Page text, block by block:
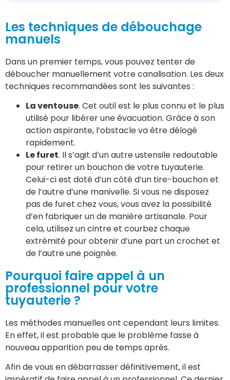
Les techniques de débouchage
manuels
Dans un premier temps, vous pouvez tenter de
déboucher manuellement votre canalisation. Les deux
techniques recommandées sont les suivantes :
La ventouse. Cet outil est le plus connu et le plus
utilisé pour libérer une évacuation. Grâce à son
action aspirante, l’obstacle va être délogé
rapidement.
Le furet. Il s’agit d’un autre ustensile redoutable
pour retirer un bouchon de votre tuyauterie.
Celui-ci est doté d’un côté d’un tire-bouchon et
de l’autre d’une manivelle. Si vous ne disposez
pas de furet chez vous, vous avez la possibilité
d’en fabriquer un de manière artisanale. Pour
cela, utilisez un cintre et courbez chaque
extrémité pour obtenir d’une part un crochet et
de l’autre une poignée.
Pourquoi faire appel à un
professionnel pour votre
tuyauterie ?
Les méthodes manuelles ont cependant leurs limites.
En effet, il est probable que le problème fasse à
nouveau apparition peu de temps après.
Afin de vous en débarrasser définitivement, il est